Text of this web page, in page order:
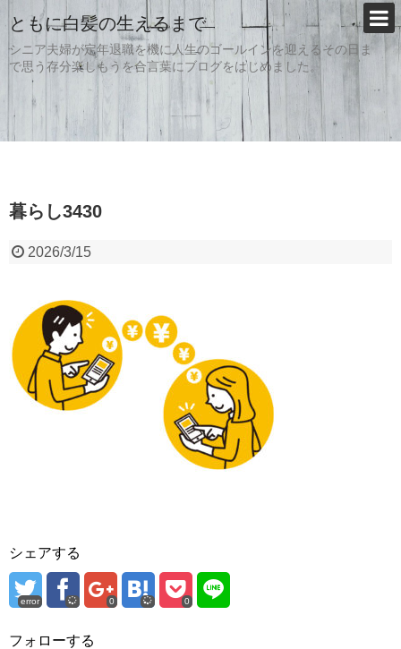
ともに白髪の生えるまで
シニア夫婦が定年退職を機に人生のゴールインを迎えるその日ま
で思う存分楽しもうを合言葉にブログをはじめました。
暮らし3430
2026/3/15
シェアする
error 0 0
フォローする